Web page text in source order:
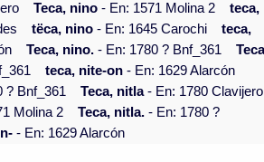
Teca, nino - En: 1571 Molina 2
teca,
tëca, nino - En: 1645 Carochi
teca,
Teca, nino. - En: 1780 ? Bnf_361
teca, nite-on - En: 1629 Alarcón
? Bnf_361 Teca, nitla- En: 1780 Clavijero
Molina 2 Teca, nitla. - En: 1780 ?
- En: 1629 Alarcón